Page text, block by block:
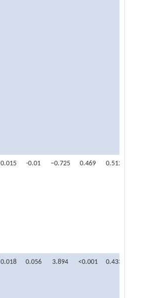
0.015 -0.01 –0.725 0.469 0.512
0.018 0.056 3.894 <0.001 0.433